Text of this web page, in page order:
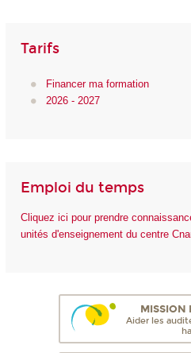
Tarifs
Financer ma formation
2026 - 2027
Emploi du temps
Cliquez ici pour prendre
unités d'enseignement du centre
Aider les